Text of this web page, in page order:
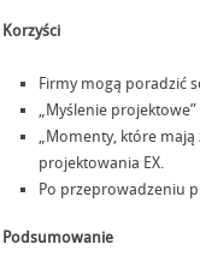
Korzyści
Firmy mogą poradzić
„Myślenie
„Momenty, które
projektowania EX.
Po przeprowadzeniu
Podsumowanie